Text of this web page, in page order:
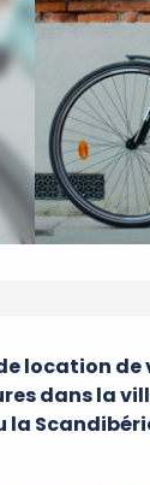
location
dans la
la